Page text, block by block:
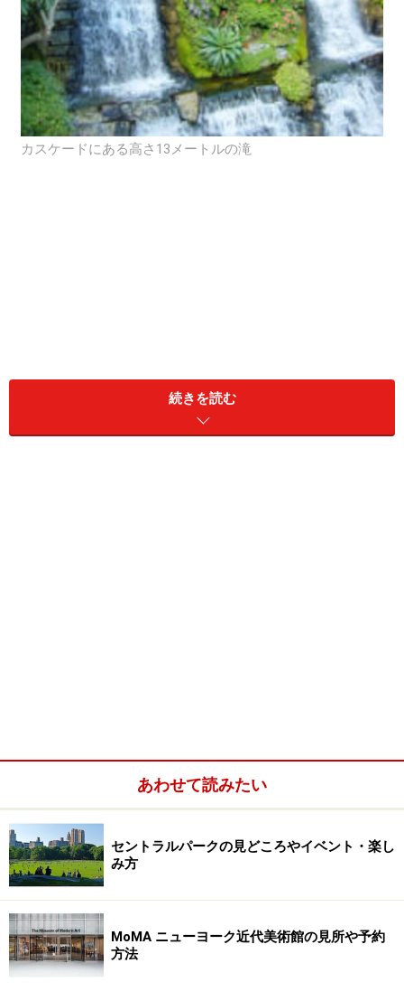
カスケードにある高さ13メートルの滝
ートルの滝があるというのは、なぜか信じがたく[[行って
みないとわからない」と少々疑いの気持ちでした(!)
続きを読む
あわせて読みたい
セントラルパークの見どころやイベント・楽し
み方
MoMA ニューヨーク近代美術館の見所や予約
方法